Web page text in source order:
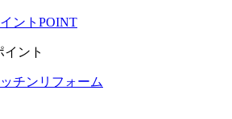
ント POINT
イント